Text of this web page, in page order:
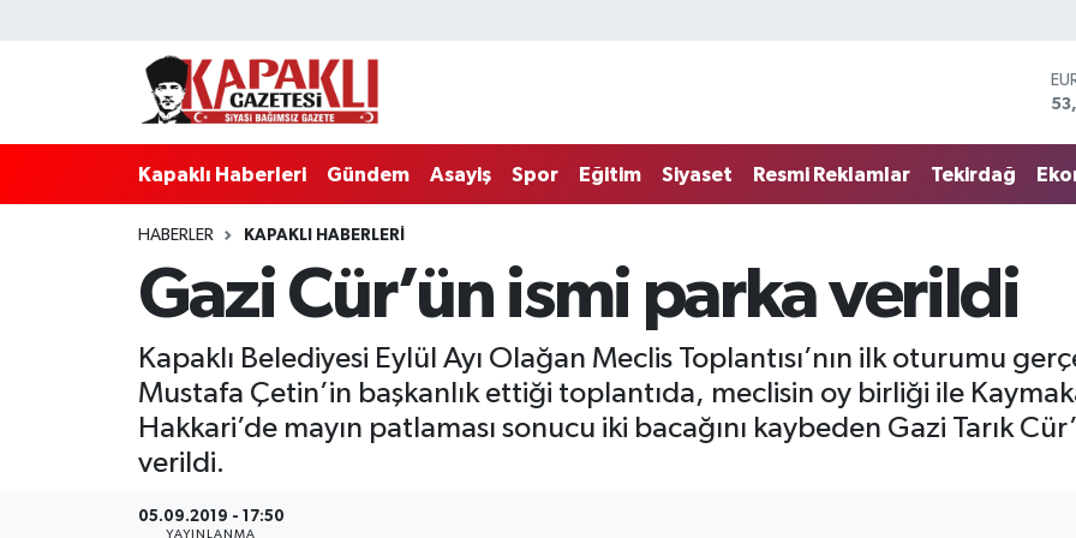
Kapaklı Haberleri Gündem Asayiş Spor Eğitim Siyaset Resmi Reklamlar Tekirdağ
HABERLER KAPAKLI HABERLERI
Gazi Cür’ün ismi parka verildi
Kapaklı Belediyesi Eylül Ayı Olağan Meclis Toplantısı’nın ilk oturumu
Mustafa Çetin’in başkanlık ettiği toplantıda, meclisin oy birliği ile
Hakkari’de mayın patlaması sonucu iki bacağını kaybeden Gazi Tarık
verildi.
05.09.2019 - 17:50
YAYINLANMA
Kapaklı Haberleri
Resmi Reklamlar
Tekirdağ
Tekirdağ Nöbetçi Eczaneler
Tekirdağ Trafik Yoğunluk Haritası
Tüm Manşetler
Son Dakika Haberleri
Haber Arşivi